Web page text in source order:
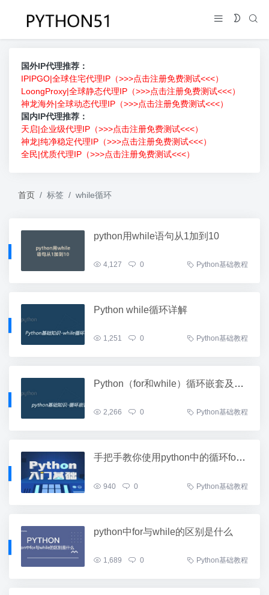
国外IP代理推荐：
IPIPGO|全球住宅代理IP（>>>点击注册免费测试<<<）
LoongProxy|全球静态代理IP（>>>点击注册免费测试<<<）
神龙海外|全球动态代理IP（>>>点击注册免费测试<<<）
国内IP代理推荐：
天启|企业级代理IP（>>>点击注册免费测试<<<）
神龙|纯净稳定代理IP（>>>点击注册免费测试<<<）
全民|优质代理IP（>>>点击注册免费测试<<<）
首页 标签 while循环
python用while语句从1加到10
4,127 0 Python基础教程
Python while循环详解
1,251 0 Python基础教程
Python（for和while）循环嵌套及用法
2,266 0 Python基础教程
手把手教你使用python中的循环for和while
940 0 Python基础教程
python中for与while的区别是什么
1,689 0 Python基础教程